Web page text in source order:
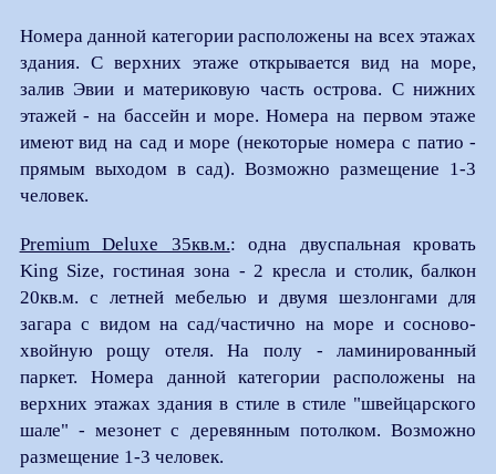
Номера данной категории расположены на всех этажах
здания. С верхних этаже открывается вид на море,
залив Эвии и материковую часть острова. С нижних
этажей - на бассейн и море. Номера на первом этаже
имеют вид на сад и море (некоторые номера с патио -
прямым выходом в сад). Возможно размещение 1-3
человек.
Premium Deluxe 35кв.м.: одна двуспальная кровать
King Size, гостиная зона - 2 кресла и столик, балкон
20кв.м. с летней мебелью и двумя шезлонгами для
загара с видом на сад/частично на море и сосново-
хвойную рощу отеля. На полу - ламинированный
паркет. Номера данной категории расположены на
верхних этажах здания в стиле в стиле "швейцарского
шале" - мезонет с деревянным потолком. Возможно
размещение 1-3 человек.